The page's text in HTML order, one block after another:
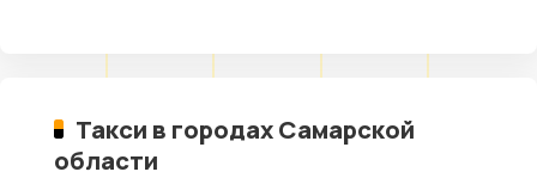
Такси в городах Самарской
области